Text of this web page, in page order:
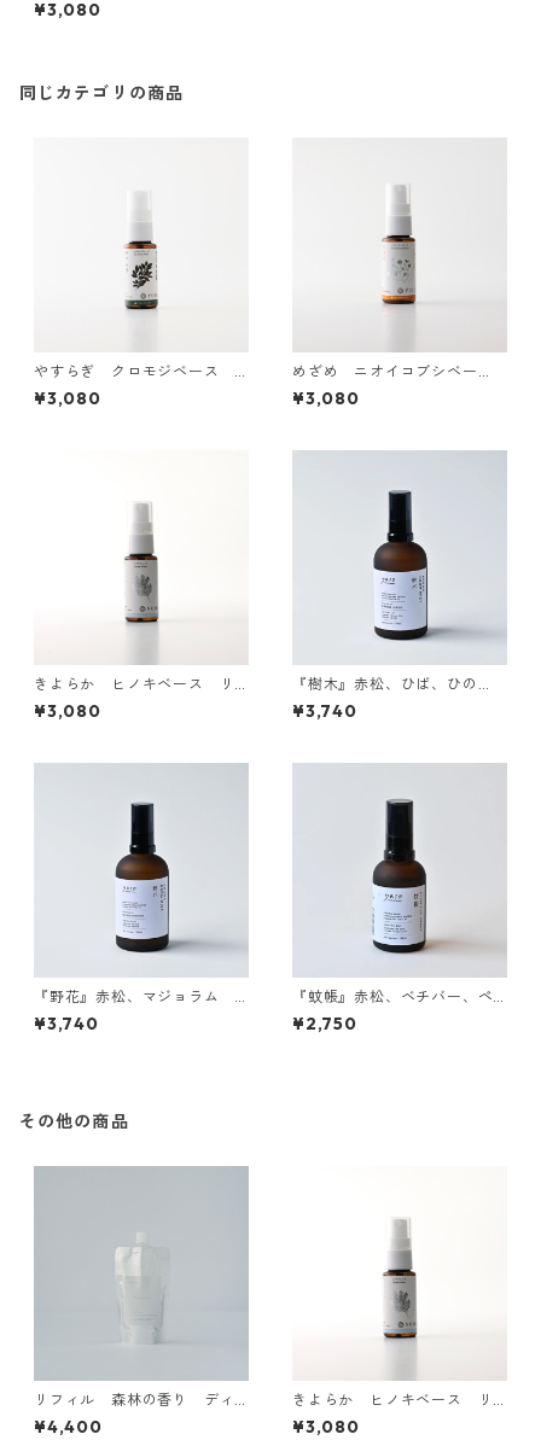
¥3,080
同じカテゴリの商品
やすらぎ クロモジベース
リフレッシュスプレー
¥3,080
めざめ ニオイコブシベー
ス リフレッシュスプレー
¥3,080
きよらか ヒノキベース リ
フレッシュスプレー
¥3,080
『樹木』赤松、ひば、ひの
き ルームミスト
¥3,740
『野花』赤松、マジョラム
ルームミスト
¥3,740
『蚊帳』赤松、ベチバー、ペ
パーミント 天然虫除けスプ
レー
¥2,750
その他の商品
リフィル 森林の香り ディ
フューザー詰め替え用
¥4,400
きよらか ヒノキベース リ
フレッシュスプレー
¥3,080